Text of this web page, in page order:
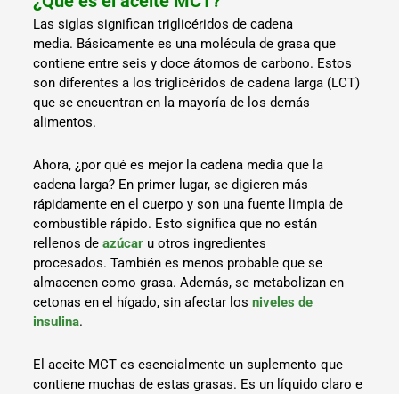
Las siglas significan triglicéridos de cadena
media. Básicamente es una molécula de grasa que
contiene entre seis y doce átomos de carbono. Estos
son diferentes a los triglicéridos de cadena larga (LCT)
que se encuentran en la mayoría de los demás
alimentos.
Ahora, ¿por qué es mejor la cadena media que la
cadena larga? En primer lugar, se digieren más
rápidamente en el cuerpo y son una fuente limpia de
combustible rápido. Esto significa que no están
rellenos deazúcar u otros ingredientes
procesados. También es menos probable que se
almacenen como grasa. Además, se metabolizan en
cetonas en el hígado, sin afectar losniveles de
insulina.
El aceite MCT es esencialmente un suplemento que
contiene muchas de estas grasas. Es un líquido claro e